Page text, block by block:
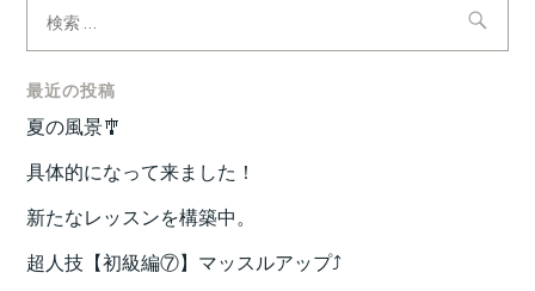
索:
最近の投稿
夏の風景🎐
具体的になって来ました！
新たなレッスンを構築中。
超人技【初級編⑦】マッスルアップ⤴️